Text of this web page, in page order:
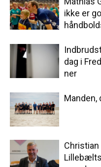
ikke er
dag i
ner
Manden,